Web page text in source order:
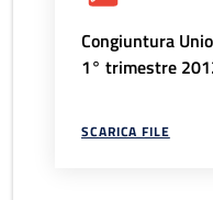
Congiuntura
1° trimestre
SCARICA FILE